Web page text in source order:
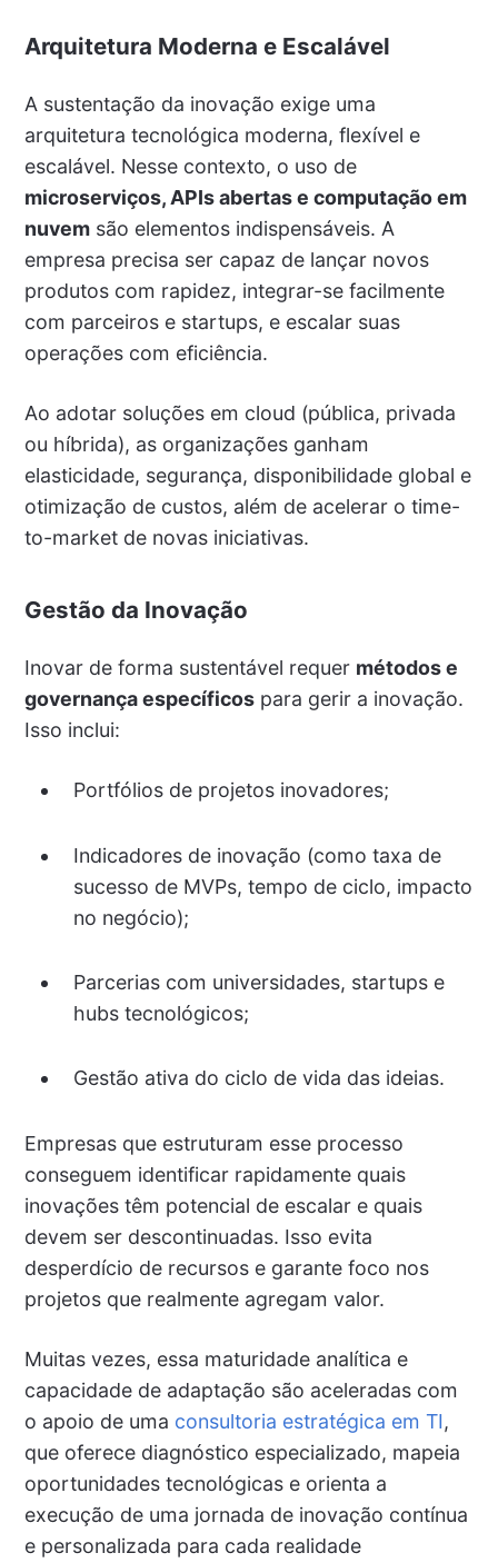
Arquitetura Moderna e Escalável
A sustentação da inovação exige uma
arquitetura tecnológica moderna, flexível e
escalável. Nesse contexto, o uso de
microserviços, APIs abertas e computação em
nuvemsão elementos indispensáveis. A
empresa precisa ser capaz de lançar novos
produtos com rapidez, integrar-se facilmente
com parceiros e startups, e escalar suas
operações com eficiência.
Ao adotar soluções em cloud (pública, privada
ou híbrida), as organizações ganham
elasticidade, segurança, disponibilidade global e
otimização de custos, além de acelerar o time-
to-market de novas iniciativas.
Gestão da Inovação
Inovar de forma sustentável requer métodos e
governança específicospara gerir a inovação.
Isso inclui:
Portfólios de projetos inovadores;
Indicadores de inovação (como taxa de
sucesso de MVPs, tempo de ciclo, impacto
no negócio);
Parcerias com universidades, startups e
hubs tecnológicos;
Gestão ativa do ciclo de vida das ideias.
Empresas que estruturam esse processo
conseguem identificar rapidamente quais
inovações têm potencial de escalar e quais
devem ser descontinuadas. Isso evita
desperdício de recursos e garante foco nos
projetos que realmente agregam valor.
Muitas vezes, essa maturidade analítica e
capacidade de adaptação são aceleradas com
o apoio de uma consultoria estratégica em TI,
que oferece diagnóstico especializado, mapeia
oportunidades tecnológicas e orienta a
execução de uma jornada de inovação contínua
e personalizada para cada realidade